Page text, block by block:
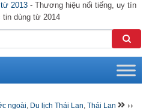
2013- Thương hiệu nổi tiếng, uy tín
dùng từ 2014
ngoài, Du lịch Thái Lan,Thái Lan
››